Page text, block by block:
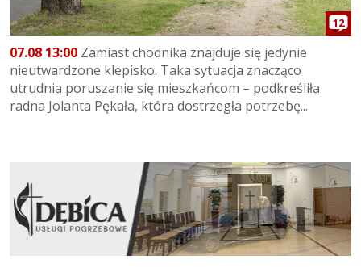
12
07.08 13:00 Zamiast chodnika znajduje się jedynie
nieutwardzone klepisko. Taka sytuacja znacząco
utrudnia poruszanie się mieszkańcom – podkreśliła
radna Jolanta Pękała, która dostrzegła potrzebę...